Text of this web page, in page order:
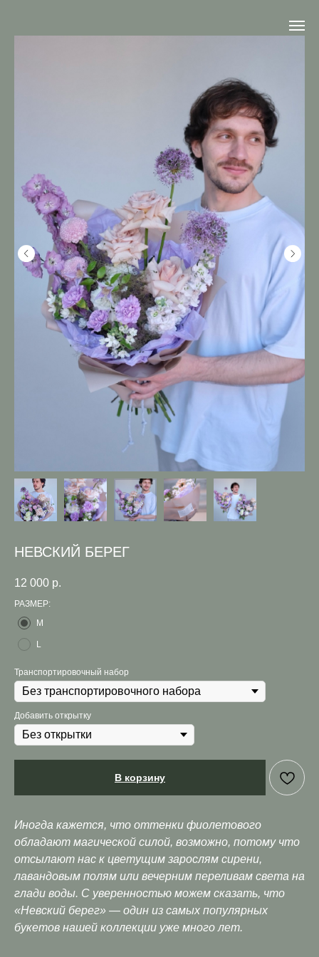
НЕВСКИЙ БЕРЕГ
12 000 р.
РАЗМЕР:
M
L
Транспортировочный набор
Добавить открытку
В корзину
Иногда кажется, что оттенки фиолетового
обладают магической силой, возможно, потому что
отсылают нас к цветущим зарослям сирени,
лавандовым полям или вечерним переливам света на
глади воды. С уверенностью можем сказать, что
«Невский берег» — один из самых популярных
букетов нашей коллекции уже много лет.